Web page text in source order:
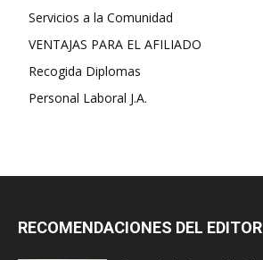
Servicios a la Comunidad
VENTAJAS PARA EL AFILIADO
Recogida Diplomas
Personal Laboral J.A.
RECOMENDACIONES DEL EDITOR